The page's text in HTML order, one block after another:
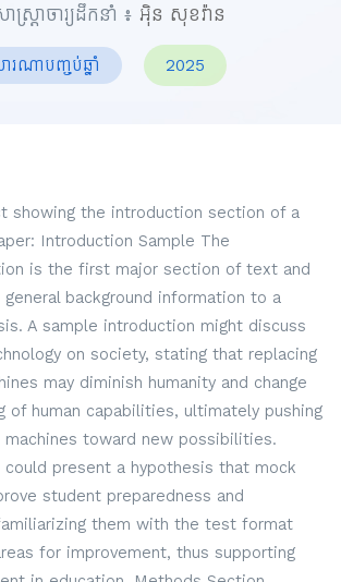
ស្ត្រាចារ្យដឹកនាំ ៖ អ៊ិន សុខវ៉ាន
រណាបញ្ចប់ឆ្នាំ 2025
showing the introduction section of a
Introduction Sample The
is the first major section of text and
background information to a
A sample introduction might discuss
on society, stating that replacing
may diminish humanity and change
of human capabilities, ultimately pushing
machines toward new possibilities.
could present a hypothesis that mock
student preparedness and
them with the test format
for improvement, thus supporting